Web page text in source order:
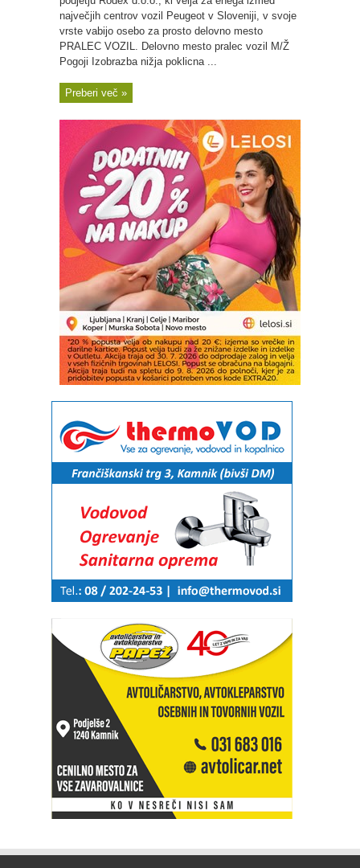
največjih centrov vozil Peugeot v Sloveniji, v svoje
vrste vabijo osebo za prosto delovno mesto
PRALEC VOZIL. Delovno mesto pralec vozil M/Ž
Pogoji Izobrazba nižja poklicna ...
Preberi več »